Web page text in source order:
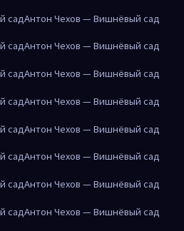
садАнтон Чехов — Вишнёвый сад
садАнтон Чехов — Вишнёвый сад
садАнтон Чехов — Вишнёвый сад
садАнтон Чехов — Вишнёвый сад
садАнтон Чехов — Вишнёвый сад
садАнтон Чехов — Вишнёвый сад
садАнтон Чехов — Вишнёвый сад
садАнтон Чехов — Вишнёвый сад